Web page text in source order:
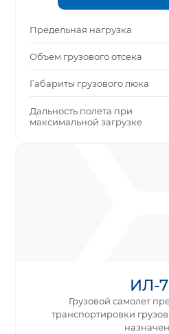
Предельная нагрузка
Объем грузового отсека
Габариты грузового люка
Дальность полета при
максимальной загрузке
ИЛ-
Грузовой самолет
транспортировки